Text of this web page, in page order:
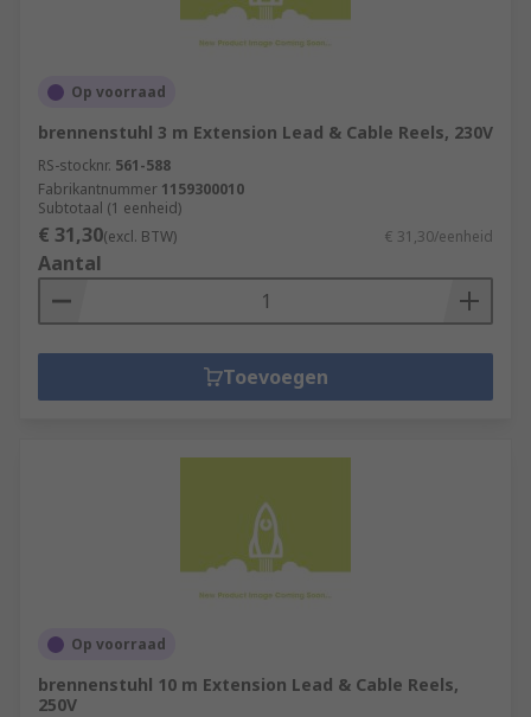
Op voorraad
brennenstuhl 3 m Extension Lead & Cable Reels, 230V
RS-stocknr. 561-588
Fabrikantnummer 1159300010
Subtotaal (1 eenheid)
€ 31,30(excl. BTW) € 31,30/eenheid
Aantal
Toevoegen
Op voorraad
brennenstuhl 10 m Extension Lead & Cable Reels,
250V